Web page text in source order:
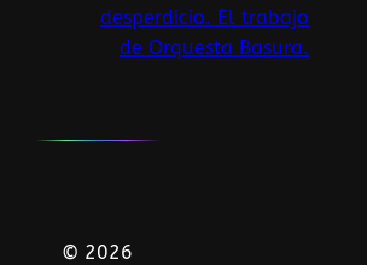
desperdicio. El trabajo
de Orquesta Basura.
© 2026